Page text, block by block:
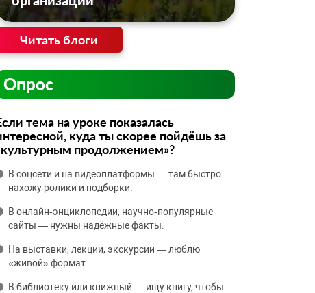
Читать блоги
Опрос
тема на уроке показалась
куда ты скорее пойдёшь за
продолжением»?
В соцсети и на видеоплатформы — там быстро
нахожу ролики и подборки.
В онлайн‑энциклопедии, научно‑популярные
сайты — нужны надёжные факты.
На выставки, лекции, экскурсии — люблю
«живой» формат.
В библиотеку или книжный — ищу книгу, чтобы